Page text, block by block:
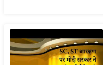
त
ऑ
टो